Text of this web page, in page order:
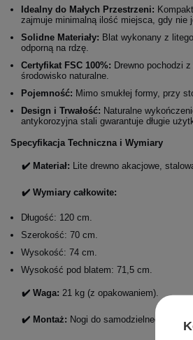
Idealny do Małych Przestrzeni:
zajmuje minimalną ilość miejsca, gdy nie
Solidne Materiały: Blat wykonany z
odporną na rdzę.
Certyfikat FSC 100%: Drewno pochodzi
środowisko naturalne.
Pojemność: Mimo smukłej formy, przy
Design i Trwałość: Naturalne
antykorozyjna stali gwarantuje długie
Specyfikacja Techniczna i Wymiary
✔️ Materiał: Lite drewno akacjowe,
✔️ Wymiary całkowite:
Długość: 120 cm.
Szerokość: 70 cm.
Wysokość: 74 cm.
Wysokość pod blatem: 71,5 cm.
✔️ Waga: 21 kg (z opakowaniem).
✔️ Montaż: Nogi do samodzielnego